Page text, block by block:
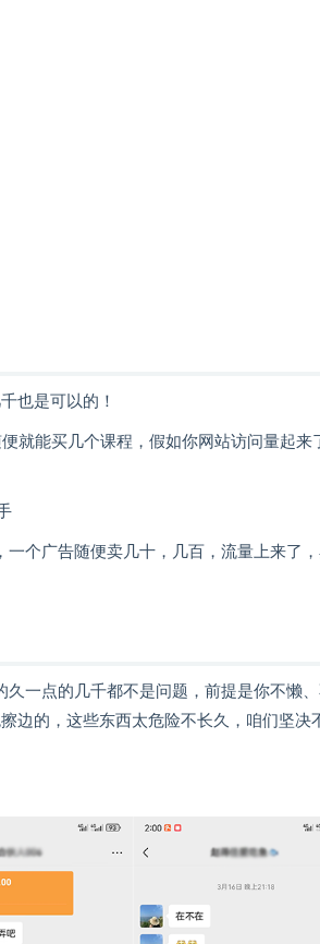
也是可以的！
就能买几个课程，假如你网站访问量起来
个广告随便卖几十，几百，流量上来了
一点的几千都不是问题，前提是你不懒
边的，这些东西太危险不长久，咱们坚决